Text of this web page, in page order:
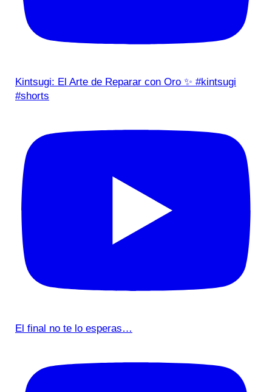
Kintsugi: El Arte de Reparar con Oro ✨ #kintsugi
#shorts
El final no te lo esperas…